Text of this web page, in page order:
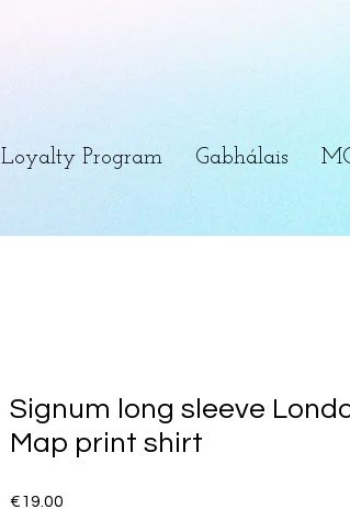
Loyalty Program Gabhálais
Signum long sleeve
Map print shirt
€19.00